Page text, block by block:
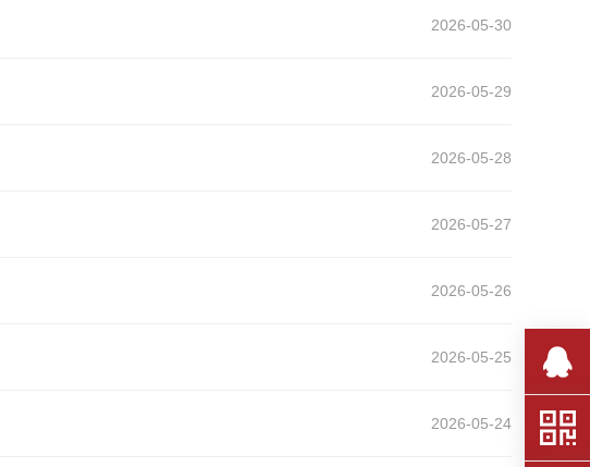
2026-05-30
2026-05-29
2026-05-28
2026-05-27
2026-05-26
2026-05-25
2026-05-24